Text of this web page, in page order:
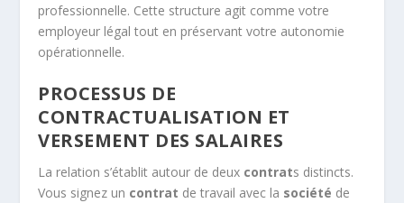
professionnelle. Cette structure agit comme votre
employeur légal tout en préservant votre autonomie
opérationnelle.
PROCESSUS DE
CONTRACTUALISATION ET
VERSEMENT DES SALAIRES
La relation s’établit autour de deux contrats distincts.
Vous signez un contrat de travail avec la société de